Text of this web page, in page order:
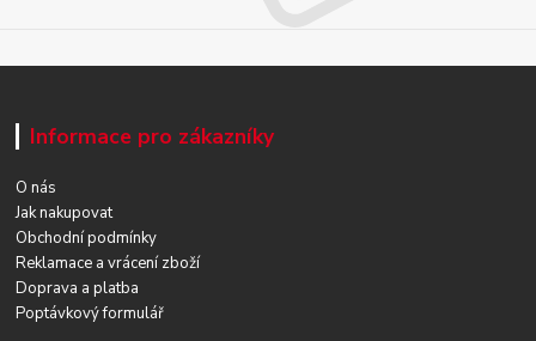
Informace pro zákazníky
O nás
Jak nakupovat
Obchodní podmínky
Reklamace a vrácení zboží
Doprava a platba
Poptávkový formulář